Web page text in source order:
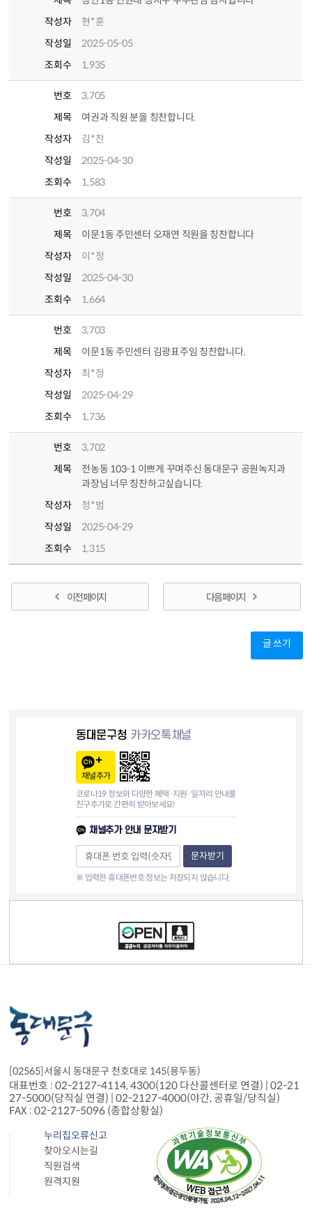
작성자
현*훈
작성일
2025-05-05
조회수
1,935
번호
3,705
제목
여권과 직원 분을 칭찬합니다.
작성자
김*찬
작성일
2025-04-30
조회수
1,583
번호
3,704
제목
이문1동 주민센터 오재연 직원을 칭찬합니다
작성자
이*정
작성일
2025-04-30
조회수
1,664
번호
3,703
제목
이문1동 주민센터 김광표주임 칭찬합니다.
작성자
최*정
작성일
2025-04-29
조회수
1,736
번호
3,702
제목
전농동 103-1 이쁘게 꾸며주신 동대문구 공원녹지과
과장님 너무 칭찬하고싶습니다.
작성자
정*범
작성일
2025-04-29
조회수
1,315
이전 페이지 다음 페이지
글 쓰기
동대문구청 카카오톡채널
채널추가
코로나19 정보와 다양한 혜택·지원·일자리 안내를
친구추가로 간편히 받아보세요!
채널추가 안내 문자받기
문자받기
※ 입력한 휴대폰번호 정보는 저장되지 않습니다.
[02565]서울시 동대문구 천호대로 145(용두동)
대표번호 : 02-2127-4114, 4300(120 다산콜센터로 연결) | 02-21
27-5000(당직실 연결) | 02-2127-4000(야간, 공휴일/당직실)
FAX : 02-2127-5096 (종합상황실)
누리집오류신고
찾아오시는길
직원검색
원격지원